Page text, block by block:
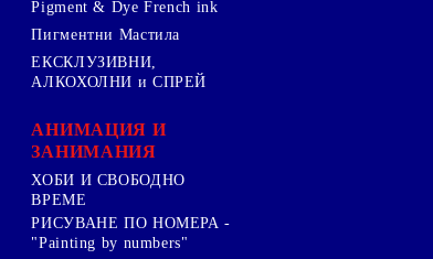
Pigment & Dye French ink
Пигментни Мастила
ЕКСКЛУЗИВНИ,
АЛКОХОЛНИ и СПРЕЙ
АНИМАЦИЯ И
ЗАНИМАНИЯ
ХОБИ И СВОБОДНО
ВРЕМЕ
РИСУВАНЕ ПО НОМЕРА -
"Painting by numbers"